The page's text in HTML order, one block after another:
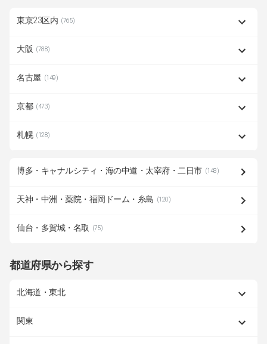
東京23区内 (765)
大阪 (788)
名古屋 (149)
京都 (473)
札幌 (128)
博多・キャナルシティ・海の中道・太宰府・二日市 (148)
天神・中洲・薬院・福岡ドーム・糸島 (120)
仙台・多賀城・名取 (75)
都道府県から探す
北海道・東北
関東